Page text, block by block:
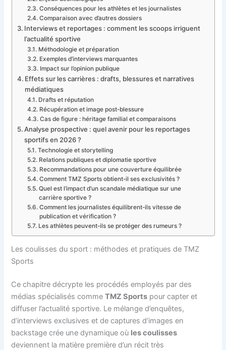
Conséquences pour les athlètes et les journalistes
Comparaison avec d’autres dossiers
Interviews et reportages : comment les scoops irriguent
l’actualité sportive
Méthodologie et préparation
Exemples d’interviews marquantes
Impact sur l’opinion publique
Effets sur les carrières : drafts, blessures et narratives
médiatiques
Drafts et réputation
Récupération et image post-blessure
Cas de figure : héritage familial et comparaisons
Analyse prospective : quel avenir pour les reportages
sportifs en 2026 ?
Technologie et storytelling
Relations publiques et diplomatie sportive
Recommandations pour une couverture équilibrée
Comment TMZ Sports obtient-il ses exclusivités ?
Quel est l’impact d’un scandale médiatique sur une
carrière sportive ?
Comment les journalistes équilibrent-ils vitesse de
publication et vérification ?
Les athlètes peuvent-ils se protéger des rumeurs ?
Les coulisses du sport : méthodes et pratiques de TMZ
Sports
Ce chapitre décrypte les procédés employés par des
médias spécialisés commeTMZ Sports pour capter et
diffuser l’actualité sportive. Le mélange d’enquêtes,
d’interviews exclusives et de captures d’images en
backstage crée une dynamique où les coulisses
deviennent la matière première d’un récit très